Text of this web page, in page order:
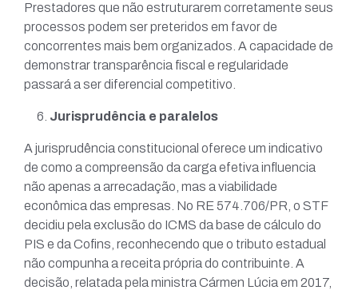
Prestadores que não estruturarem corretamente seus
processos podem ser preteridos em favor de
concorrentes mais bem organizados. A capacidade de
demonstrar transparência fiscal e regularidade
passará a ser diferencial competitivo.
Jurisprudência e paralelos
A jurisprudência constitucional oferece um indicativo
de como a compreensão da carga efetiva influencia
não apenas a arrecadação, mas a viabilidade
econômica das empresas. No RE 574.706/PR, o STF
decidiu pela exclusão do ICMS da base de cálculo do
PIS e da Cofins, reconhecendo que o tributo estadual
não compunha a receita própria do contribuinte. A
decisão, relatada pela ministra Cármen Lúcia em 2017,